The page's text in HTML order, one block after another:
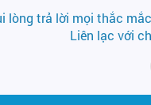
lòng trả lời mọi thắc
Liên lạc với